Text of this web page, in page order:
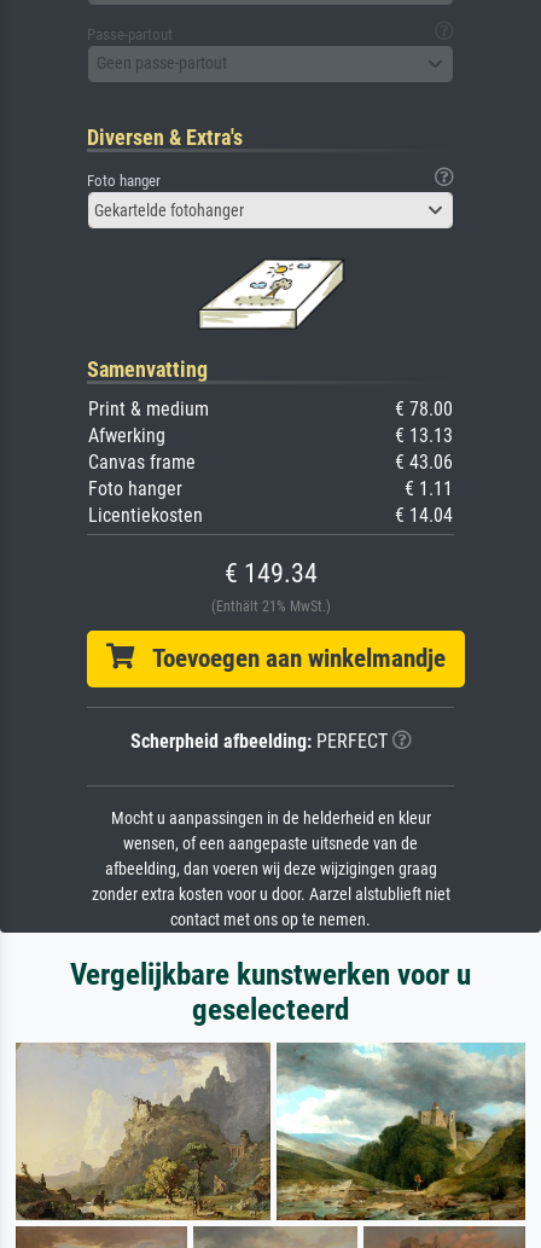
Passe-partout
Geen passe-partout
Diversen & Extra's
Foto hanger
Gekartelde fotohanger
Samenvatting
Print & medium
€ 78.00
Afwerking
€ 13.13
Canvas frame
€ 43.06
Foto hanger
€ 1.11
Licentiekosten
€ 14.04
€ 149.34
(Enthält 21% MwSt.)
Toevoegen aan winkelmandje
Scherpheid afbeelding:PERFECT
Mocht u aanpassingen in de helderheid en kleur
wensen, of een aangepaste uitsnede van de
afbeelding, dan voeren wij deze wijzigingen graag
zonder extra kosten voor u door. Aarzel alstublieft niet
contact met ons op te nemen.
Vergelijkbare kunstwerken voor u
geselecteerd